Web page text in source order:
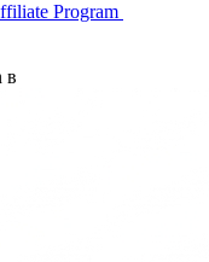
Program
в